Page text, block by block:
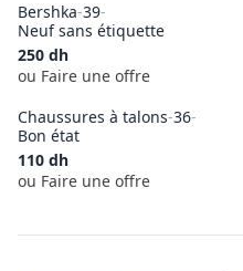
Bershka-39-
Neuf sans étiquette
250 dh
ou Faire une offre
Chaussures à talons-36-
Bon état
110 dh
ou Faire une offre